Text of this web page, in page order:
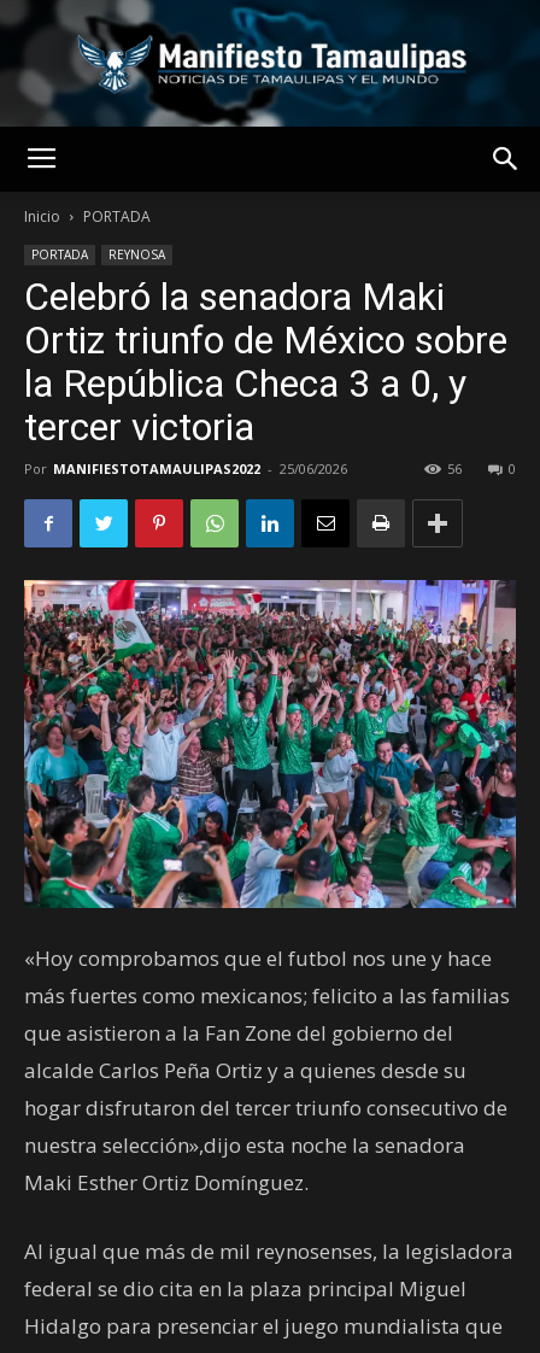
TAMAULIPAS
Inicio PORTADA
PORTADA REYNOSA
Celebró la senadora Maki
Ortiz triunfo de México sobre
la República Checa 3 a 0, y
tercer victoria
Por MANIFIESTOTAMAULIPAS2022 - 25/06/2026 0
56
«Hoy comprobamos que el futbol nos une y hace
más fuertes como mexicanos; felicito a las familias
que asistieron a la Fan Zone del gobierno del
alcalde Carlos Peña Ortiz y a quienes desde su
hogar disfrutaron del tercer triunfo consecutivo de
nuestra selección»,dijo esta noche la senadora
Maki Esther Ortiz Domínguez.
Al igual que más de mil reynosenses, la legisladora
federal se dio cita en la plaza principal Miguel
Hidalgo para presenciar el juego mundialista que